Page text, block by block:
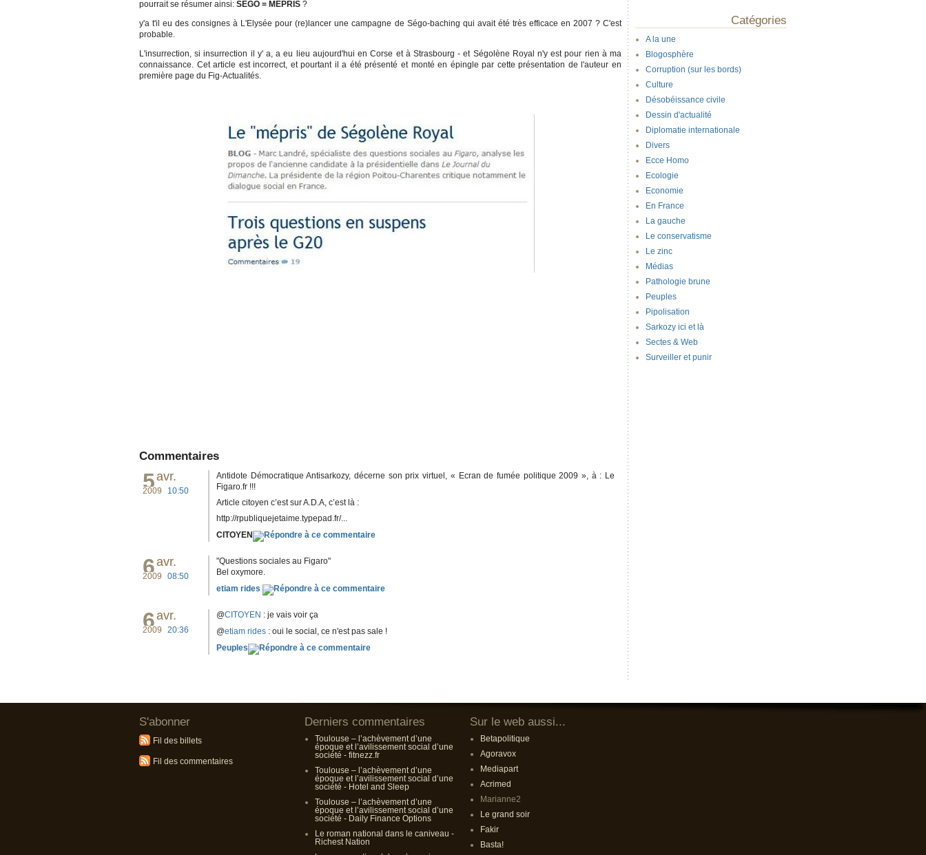
pourrait se résumer ainsi: SEGO = MEPRIS ?
y'a t'il eu des consignes à L'Elysée pour (re)lancer une campagne de Ségo-baching qui avait été très efficace en 2007 ? C'est
probable.
L'insurrection, si insurrection il y' a, a eu lieu aujourd'hui en Corse et à Strasbourg - et Ségolène Royal n'y est pour rien à ma
connaissance. Cet article est incorrect, et pourtant il a été présenté et monté en épingle par cette présentation de l'auteur en
première page du Fig-Actualités.
Commentaires
5avr.
2009 10:50
Antidote Démocratique Antisarkozy, décerne son prix virtuel, « Ecran de fumée politique 2009 », à : Le
Figaro.fr !!!
Article citoyen c’est sur A.D.A, c’est là :
http://rpubliquejetaime.typepad.fr/...
CITOYEN
6avr.
2009 08:50
"Questions sociales au Figaro"
Bel oxymore.
etiam rides
6avr.
2009 20:36
@CITOYEN : je vais voir ça
@etiam rides : oui le social, ce n'est pas sale !
Peuples
Catégories
A la une
Blogosphère
Corruption (sur les bords)
Culture
Désobéissance civile
Dessin d'actualité
Diplomatie internationale
Divers
Ecce Homo
Ecologie
Economie
En France
La gauche
Le conservatisme
Le zinc
Médias
Pathologie brune
Peuples
Pipolisation
Sarkozy ici et là
Sectes & Web
Surveiller et punir
S'abonner
Fil des billets
Fil des commentaires
Derniers commentaires
Toulouse – l’achèvement d’une
époque et l’avilissement social d’une
société - fitnezz.fr
Toulouse – l’achèvement d’une
époque et l’avilissement social d’une
société - Hotel and Sleep
Toulouse – l’achèvement d’une
époque et l’avilissement social d’une
société - Daily Finance Options
Le roman national dans le caniveau -
Richest Nation
Sur le web aussi...
Betapolitique
Agoravox
Mediapart
Acrimed
Marianne2
Le grand soir
Fakir
Basta!